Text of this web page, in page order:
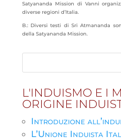
Satyananda Mission di Vanni
diverse regioni d’Italia.
B.: Diversi testi di Sri Atmananda
della Satyananda Mission.
L'INDUISMO E I
ORIGINE
Introduzione
L’Unione Induista